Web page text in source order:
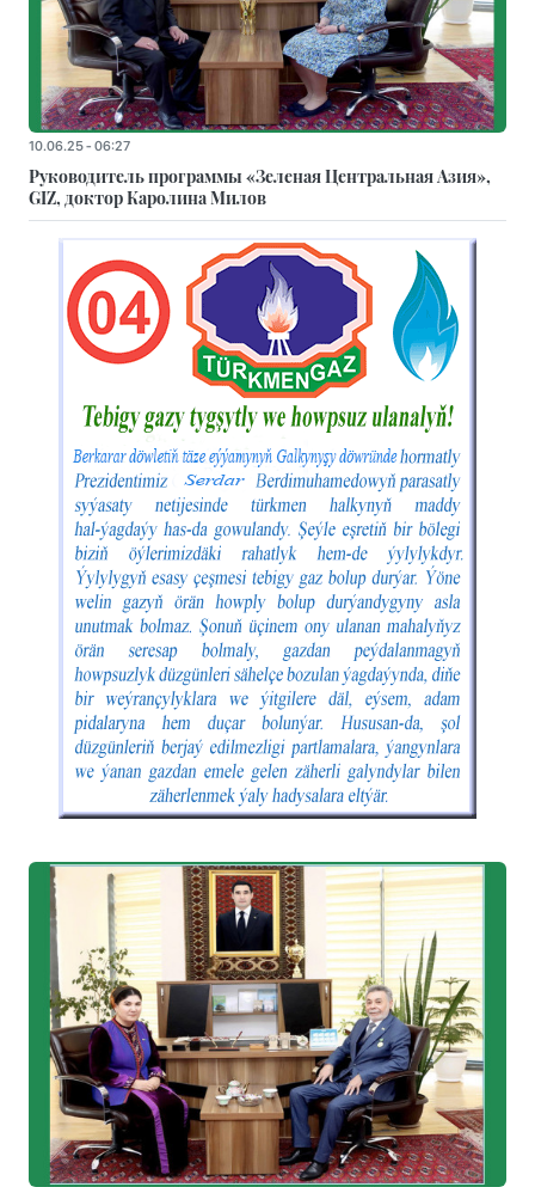
10.06.25 - 06:27
Руководитель программы «Зеленая Центральная Азия»,
GIZ, доктор Каролина Милов